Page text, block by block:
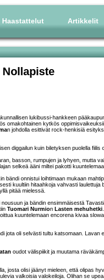
Haastattelut Artikkelit
lukibussi-hankkeen
omakohtainen kytkös
n johdolla esittivät rock-henkisiä
diggailun kuin biletyksen puolella fiilis
basson, rumpujen ja lyhyen, mutta
selkeä ääni miltei pakotti
bändi onnistui loihtimaan mukaan
kuultiin hitaahkoja vahvasti
pitää mielessä.
ja bändin ensimmäisestä
Tuomari Nurmion Lasten mehuhetki
kuuntelemaan encorena kivaa
jota oli selvästi tultu katsomaan. Lavan
oudot välispiikit ja muutama
josta olisi jäänyt mieleen, että olipas
valkoisia valokeiloja. Olihan se